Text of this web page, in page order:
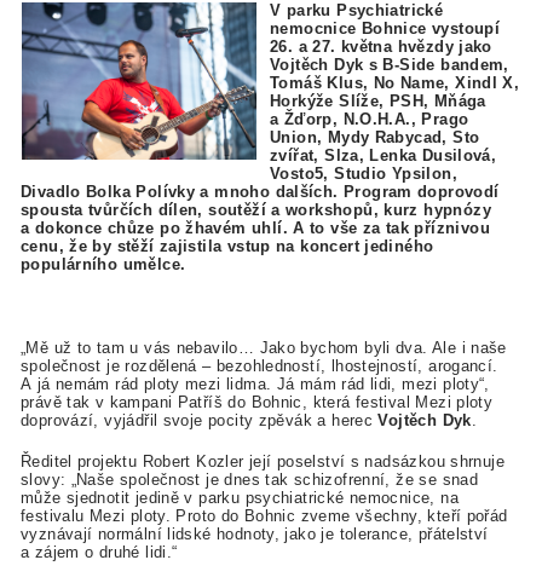
V parku Psychiatrické
nemocnice Bohnice vystoupí
26. a 27. května hvězdy jako
Vojtěch Dyk s B-Side bandem,
Tomáš Klus, No Name, Xindl X,
Horkýže Slíže, PSH, Mňága
a Žďorp, N.O.H.A., Prago
Union, Mydy Rabycad, Sto
zvířat, Slza, Lenka Dusilová,
Vosto5, Studio Ypsilon,
Divadlo Bolka Polívky a mnoho dalších. Program doprovodí
spousta tvůrčích dílen, soutěží a workshopů, kurz hypnózy
a dokonce chůze po žhavém uhlí. A to vše za tak příznivou
cenu, že by stěží zajistila vstup na koncert jediného
populárního umělce.
„Mě už to tam u vás nebavilo… Jako bychom byli dva. Ale i naše
společnost je rozdělená – bezohledností, lhostejností, arogancí.
A já nemám rád ploty mezi lidma. Já mám rád lidi, mezi ploty“,
právě tak v kampani Patříš do Bohnic, která festival Mezi ploty
doprovází, vyjádřil svoje pocity zpěvák a herecVojtěch Dyk
Ředitel projektu Robert Kozler její poselství s nadsázkou shrnuje
slovy: „Naše společnost je dnes tak schizofrenní, že se snad
může sjednotit jedině v parku psychiatrické nemocnice, na
festivalu Mezi ploty. Proto do Bohnic zveme všechny, kteří pořád
vyznávají normální lidské hodnoty, jako je tolerance, přátelství
a zájem o druhé lidi.“